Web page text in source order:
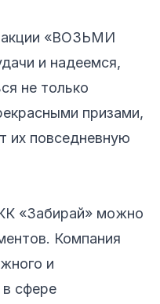
акции «ВОЗЬМИ
и надеемся,
не только
призами,
их повседневную
«Забирай» можно
Компания
и
в сфере